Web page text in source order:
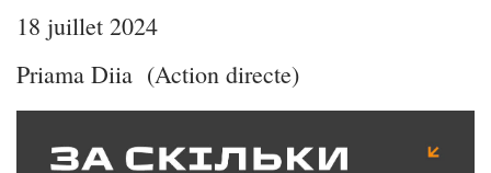
18 juillet 2024
Priama Diia (Action directe)